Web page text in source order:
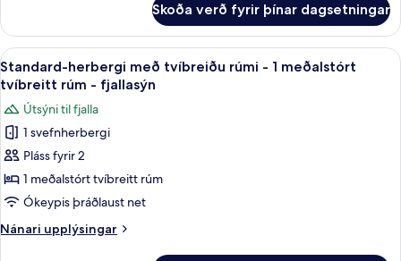
Bed,
Lake
View
Suite,
Queen
Bed,
View
Skoða verð fyrir þínar dagsetningar
Skoða
allar
myndir
fyrir
Standard-
herbergi
með
tvíbreiðu
rúmi
-
Myrkratjöld/-gardínur,
14
Standard-herbergi með tvíbreiðu rúmi - 1 meðalstórt
tvíbreitt rúm - fjallasýn
Útsýni til fjalla
1 svefnherbergi
Pláss fyrir 2
1 meðalstórt tvíbreitt rúm
Ókeypis þráðlaust net
Nánari upplýsingar
Nánari